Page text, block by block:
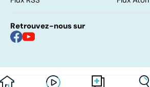
Retrouvez-nous sur